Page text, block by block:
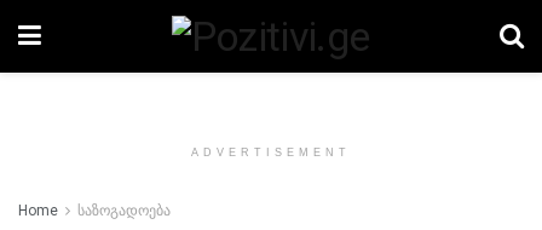
ADVERTISEMENT
Home საზოგადოება